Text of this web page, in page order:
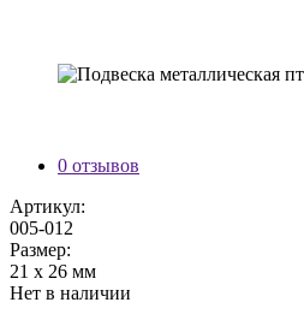
0 отзывов
Артикул:
005-012
Размер:
21 х 26 мм
Нет в наличии